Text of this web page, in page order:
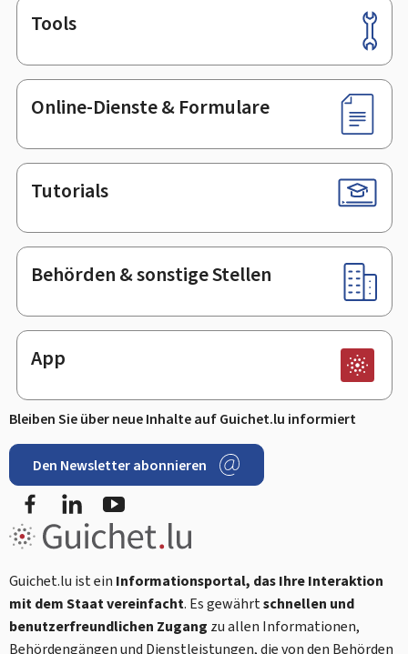
Footer
Tools
Online-Dienste & Formulare
Tutorials
Behörden & sonstige Stellen
App
Bleiben Sie über neue Inhalte auf Guichet.lu informiert
Den Newsletter abonnieren
FacebookLinkedIn
Guichet.lu ist ein Informationsportal, das Ihre Interaktion
mit dem Staat vereinfacht. Es gewährtschnellen und
benutzerfreundlichen Zugang zu allen Informationen,
Behördengängen und Dienstleistungen, die von den Behörden